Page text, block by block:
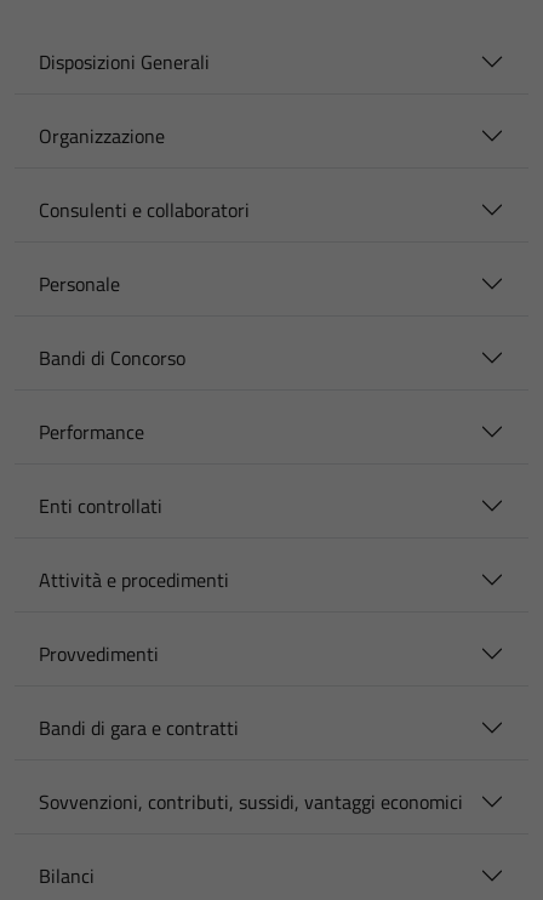
Disposizioni Generali
Organizzazione
Consulenti e collaboratori
Personale
Bandi di Concorso
Performance
Enti controllati
Attività e procedimenti
Provvedimenti
Bandi di gara e contratti
Sovvenzioni, contributi, sussidi, vantaggi economici
Bilanci